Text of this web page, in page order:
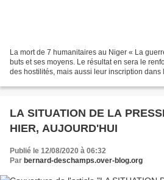
La mort de 7 humanitaires au Niger « La
buts et ses moyens. Le résultat en sera le
des hostilités, mais aussi leur inscription
LA SITUATION DE LA
HIER, AUJOURD'HUI
Publié le 12/08/2020 à 06:32
Par bernard-deschamps.over-blog.org